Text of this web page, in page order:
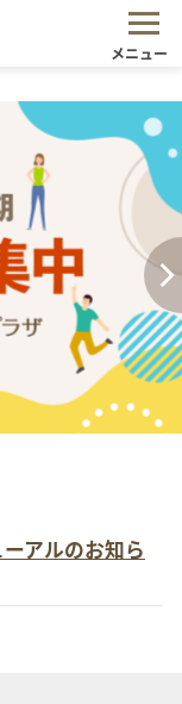
メニュー
アルのお知ら